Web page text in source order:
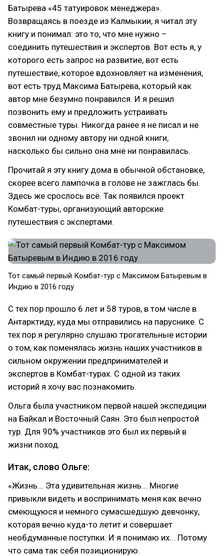
Батырева «45 татуировок менеджера».
Возвращаясь в поезде из Калмыкии, я читал эту
книгу и понимал: это то, что мне нужно –
соединить путешествия и экспертов. Вот есть я, у
которого есть запрос на развитие, вот есть
путешествие, которое вдохновляет на изменения,
вот есть труд Максима Батырева, который как
автор мне безумно понравился. И я решил
позвонить ему и предложить устраивать
совместные туры. Никогда ранее я не писал и не
звонил ни одному автору ни одной книги,
насколько бы сильно она мне ни понравилась.
Прочитай я эту книгу дома в обычной обстановке,
скорее всего лампочка в голове не зажглась бы.
Здесь же срослось всё. Так появился проект
Комбат-туры, организующий авторские
путешествия с экспертами.
Тот самый первый Комбат-тур с Максимом Батыревым в
Индию в 2016 году
С тех пор прошло 6 лет и 58 туров, в том числе в
Антарктиду, куда мы отправились на паруснике. С
тех пор я регулярно слушаю трогательные истории
о том, как поменялась жизнь наших участников в
сильном окружении предпринимателей и
экспертов в Комбат-турах. С одной из таких
историй я хочу вас познакомить.
Ольга была участником первой нашей экспедиции
на Байкал и Восточный Саян. Это был непростой
тур. Для 90% участников это был их первый в
жизни поход.
Итак, слово Ольге:
«Жизнь... Эта удивительная жизнь... Многие
привыкли видеть и воспринимать меня как вечно
смеющуюся и немного сумасшедшую девчонку,
которая вечно куда-то летит и совершает
необдуманные поступки. И я понимаю их... Потому
что сама так себя позиционирую.